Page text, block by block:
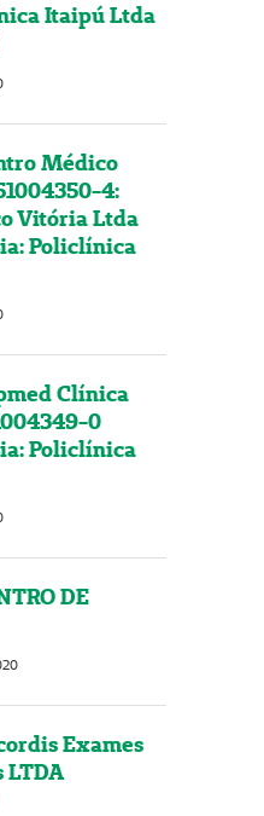
Itaipú Ltda
Médico
4:
Vitória Ltda
Policlínica
Clínica
0
Policlínica
DE
Exames
LTDA